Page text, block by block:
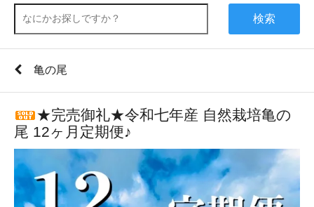
検索
亀の尾
★完売御礼★令和七年産 自然栽培亀の
尾 12ヶ月定期便♪